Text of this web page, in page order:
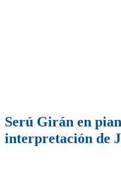
Serú Girán en
interpretación de